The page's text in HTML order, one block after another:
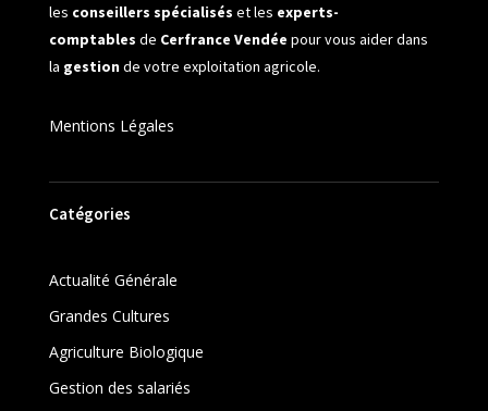
les conseillers spécialisés et les experts-
comptables de Cerfrance Vendée pour vous aider dans
la gestionde votre exploitation agricole.
Mentions Légales
Catégories
Actualité Générale
Grandes Cultures
Agriculture Biologique
Gestion des salariés